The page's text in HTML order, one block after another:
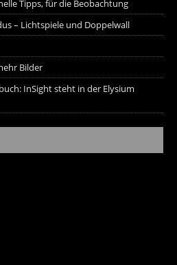
Tipps, für die Beobachtung
– Lichtspiele und Doppelwall
Bilder
InSight steht in der Elysium